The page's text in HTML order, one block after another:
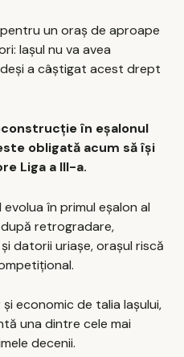
un oraș de aproape
Iașul nu va avea
a câștigat acest drept
în eșalonul
obligată acum să își
Liga a III-a.
în primul eșalon al
retrogradare,
datorii uriașe, orașul riscă
economic de talia Iașului,
una dintre cele mai
decenii.